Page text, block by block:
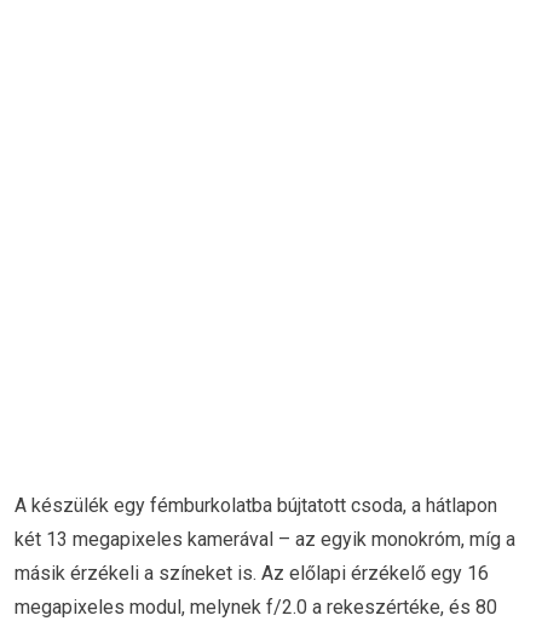
A készülék egy fémburkolatba bújtatott csoda, a hátlapon
két 13 megapixeles kamerával – az egyik monokróm, míg a
másik érzékeli a színeket is. Az előlapi érzékelő egy 16
megapixeles modul, melynek f/2.0 a rekeszértéke, és 80